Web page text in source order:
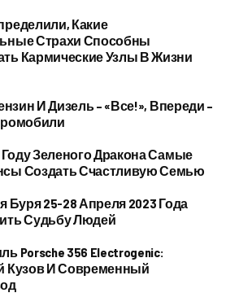
Какие
Страхи Способны
Кармические Узлы В Жизни
И Дизель – «все!», Впереди –
Году Зеленого Дракона Самые
Создать Счастливую Семью
Буря 25-28 Апреля 2023 Года
Судьбу Людей
Porsche 356 Electrogenic:
Кузов И Современный